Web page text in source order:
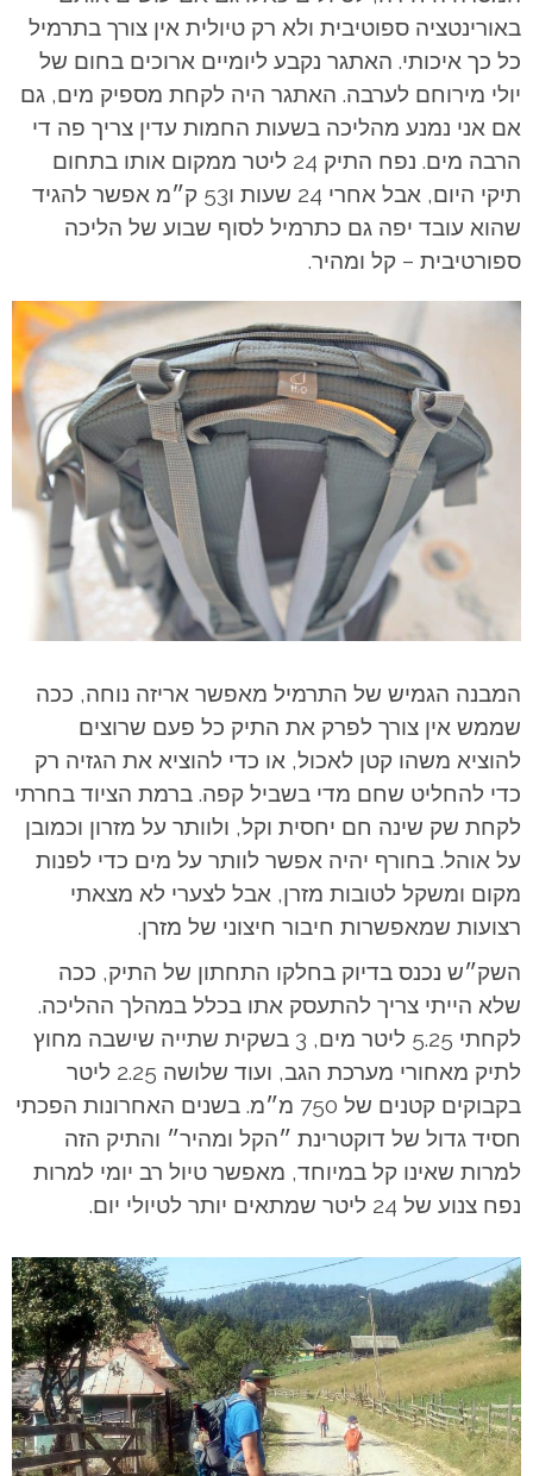
באורינטציה ספוטיבית ולא רק טיולית אין צורך בתרמיל
כל כך איכותי. האתגר נקבע ליומיים ארוכים בחום של
יולי מירוחם לערבה. האתגר היה לקחת מספיק מים, גם
אם אני נמנע מהליכה בשעות החמות עדין צריך פה די
הרבה מים. נפח התיק 24 ליטר ממקום אותו בתחום
תיקי היום, אבל אחרי 24 שעות ו53 ק״מ אפשר להגיד
שהוא עובד יפה גם כתרמיל לסוף שבוע של הליכה
ספורטיבית – קל ומהיר.
המבנה הגמיש של התרמיל מאפשר אריזה נוחה, ככה
שממש אין צורך לפרק את התיק כל פעם שרוצים
להוציא משהו קטן לאכול, או כדי להוציא את הגזיה רק
כדי להחליט שחם מדי בשביל קפה. ברמת הציוד בחרתי
לקחת שק שינה חם יחסית וקל, ולוותר על מזרון וכמובן
על אוהל. בחורף יהיה אפשר לוותר על מים כדי לפנות
מקום ומשקל לטובות מזרן, אבל לצערי לא מצאתי
רצועות שמאפשרות חיבור חיצוני של מזרן.
השק״ש נכנס בדיוק בחלקו התחתון של התיק, ככה
שלא הייתי צריך להתעסק אתו בכלל במהלך ההליכה.
לקחתי 5.25 ליטר מים, 3 בשקית שתייה שישבה מחוץ
לתיק מאחורי מערכת הגב, ועוד שלושה 2.25 ליטר
בקבוקים קטנים של 750 מ״מ. בשנים האחרונות הפכתי
חסיד גדול של דוקטרינת ״הקל ומהיר״ והתיק הזה
למרות שאינו קל במיוחד, מאפשר טיול רב יומי למרות
נפח צנוע של 24 ליטר שמתאים יותר לטיולי יום.